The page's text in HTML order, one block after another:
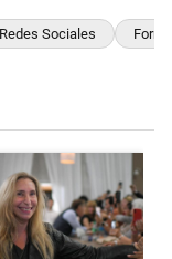
Redes Sociales
listo para 'atajar'
de tendencia